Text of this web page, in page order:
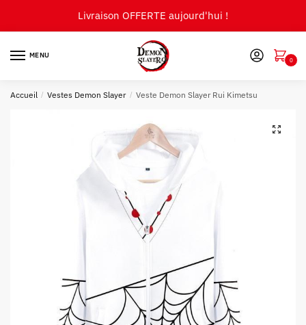
Livraison OFFERTE aujourd'hui !
MENU
0
Accueil / Vestes Demon Slayer / Veste Demon Slayer Rui Kimetsu
🔍